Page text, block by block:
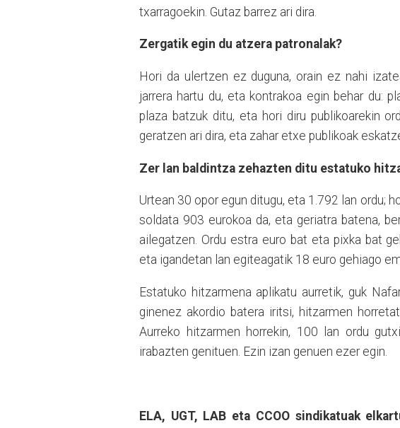
txarragoekin. Gutaz barrez ari dira.
Zergatik egin du atzera patronalak?
Hori da ulertzen ez duguna, orain ez nahi
jarrera hartu du, eta kontrakoa egin behar du:
plaza batzuk ditu, eta hori diru publikoarekin
geratzen ari dira, eta zahar etxe publikoak
Zer lan baldintza zehazten ditu estatuko
Urtean 30 opor egun ditugu, eta 1.792 lan ordu;
soldata 903 eurokoa da, eta geriatra batena,
ailegatzen. Ordu estra euro bat eta pixka bat
eta igandetan lan egiteagatik 18 euro gehiago
Estatuko hitzarmena aplikatu aurretik, guk
ginenez akordio batera iritsi, hitzarmen
Aurreko hitzarmen horrekin, 100 lan ordu
irabazten genituen. Ezin izan genuen ezer egin.
ELA, UGT, LAB eta CCOO sindikatuak